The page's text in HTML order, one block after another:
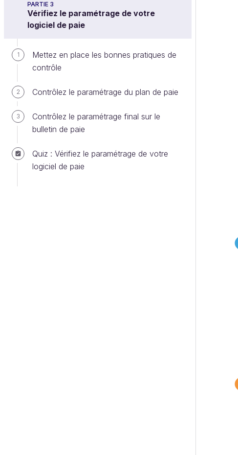
PARTIE 3
Vérifiez le paramétrage de votre
logiciel de paie
1
Mettez en place les bonnes pratiques de
contrôle
2 Contrôlez le paramétrage du plan de paie
3
Contrôlez le paramétrage final sur le
bulletin de paie
Quiz : Vérifiez le paramétrage de votre
logiciel de paie